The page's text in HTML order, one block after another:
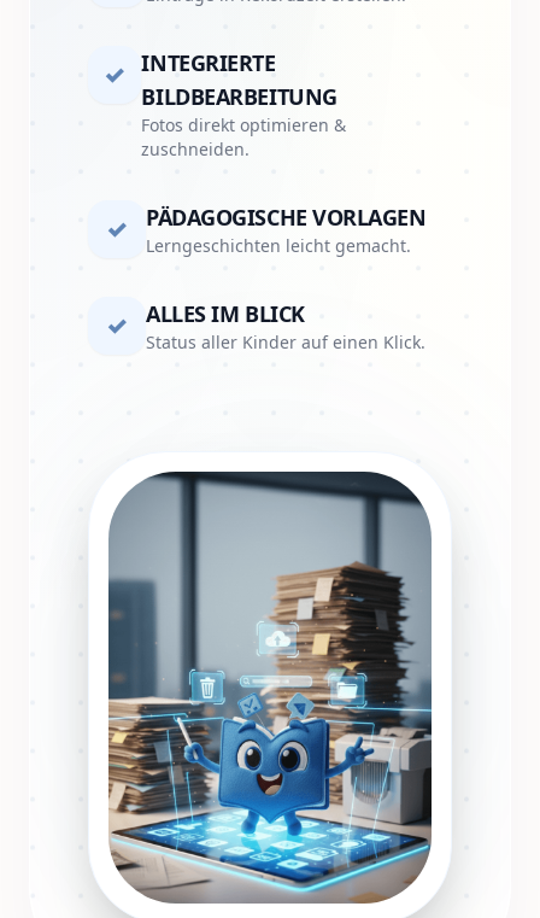
✓
INTEGRIERTE
BILDBEARBEITUNG
Fotos direkt optimieren &
zuschneiden.
✓ PÄDAGOGISCHE VORLAGEN
Lerngeschichten leicht gemacht.
✓ ALLES IM BLICK
Status aller Kinder auf einen Klick.